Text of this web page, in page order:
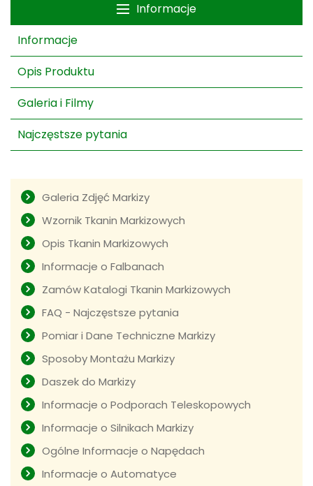
Informacje
Opis Produktu
Galeria i Filmy
Najczęstsze pytania
Informacje
Galeria Zdjęć Markizy
Wzornik Tkanin Markizowych
Opis Tkanin Markizowych
Informacje o Falbanach
Zamów Katalogi Tkanin Markizowych
FAQ - Najczęstsze pytania
Pomiar i Dane Techniczne Markizy
Sposoby Montażu Markizy
Daszek do Markizy
Informacje o Podporach Teleskopowych
Informacje o Silnikach Markizy
Ogólne Informacje o Napędach
Informacje o Automatyce